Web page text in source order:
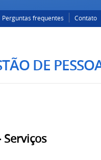
Perguntas frequentes Contato
DE
Serviços